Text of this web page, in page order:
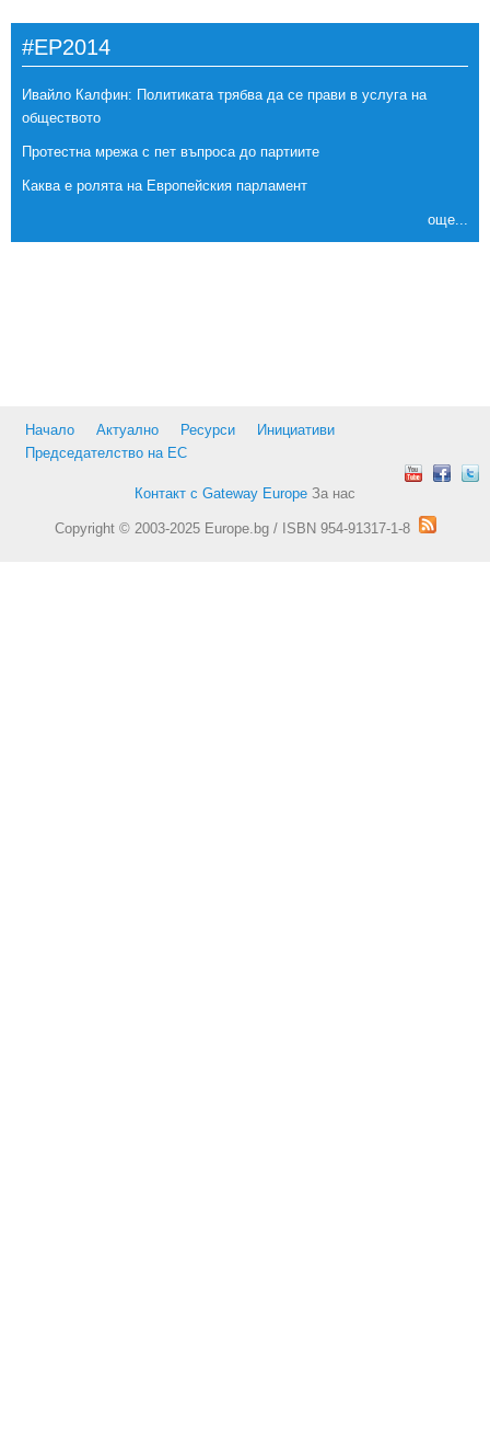
#EP2014
Ивайло Калфин: Политиката трябва да се прави в услуга на
обществото
Протестна мрежа с пет въпроса до партиите
Каква е ролята на Европейския парламент
още...
Начало Актуално Ресурси
Инициативи
Председателство на ЕС
Контакт с Gateway Europe За нас
Copyright © 2003-2025 Europe.bg / ISBN 954-91317-1-8